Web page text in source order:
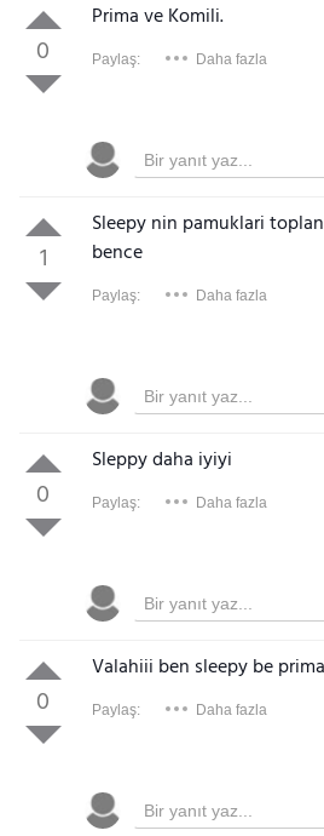
0
Prima ve Komili.
Paylaş: Daha fazla
1
Sleepy nin pamuklari
bence
Paylaş: Daha fazla
0
Sleppy daha iyiyi
Paylaş: Daha fazla
0
Valahiii ben sleepy be
Paylaş: Daha fazla